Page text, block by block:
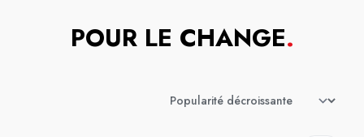
POUR LE CHANGE.